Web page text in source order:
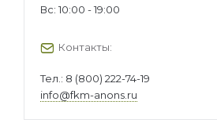
Вс: 10:00 - 19:00
Контакты:
Тел.: 8 (800) 222-74-19
info@fkm-anons.ru